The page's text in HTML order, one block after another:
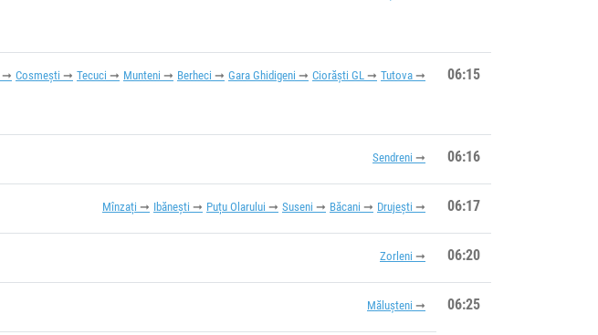
Cosmești Tecuci Munteni Berheci Gara Ghidigeni Ciorăști GL Tutova 06:15
Sendreni 06:16
Mînzați Ibănești Puțu Olarului Suseni Băcani Drujești 06:17
Zorleni 06:20
Mălușteni 06:25